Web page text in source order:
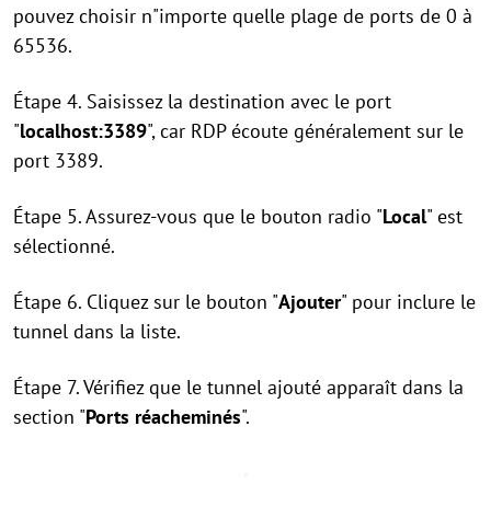
pouvez choisir n"importe quelle plage de ports de 0 à
65536.
Étape 4. Saisissez la destination avec le port
"localhost:3389", car RDP écoute généralement sur le
port 3389.
Étape 5. Assurez-vous que le bouton radio "Local" est
sélectionné.
Étape 6. Cliquez sur le bouton "Ajouter" pour inclure le
tunnel dans la liste.
Étape 7. Vérifiez que le tunnel ajouté apparaît dans la
section "Ports réacheminés".